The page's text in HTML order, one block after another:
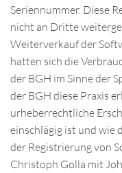
Seriennummer. Diese
nicht an Dritte
Weiterverkauf der
hatten sich die
der BGH im Sinne der
der BGH diese Praxis
urheberrechtliche
einschlägig ist und wie
der Registrierung von
Christoph Golla mit